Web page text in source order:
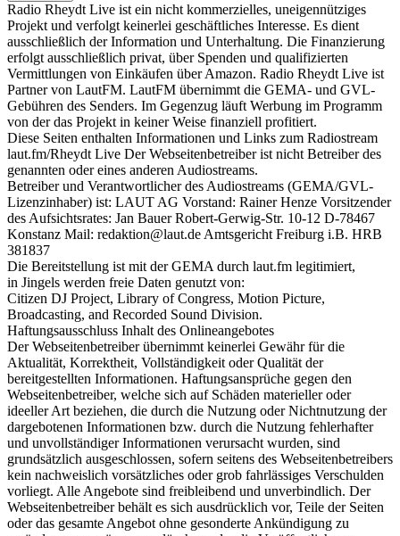
Radio Rheydt Live ist ein nicht kommerzielles, uneigennütziges
Projekt und verfolgt keinerlei geschäftliches Interesse. Es dient
ausschließlich der Information und Unterhaltung. Die Finanzierung
erfolgt ausschließlich privat, über Spenden und qualifizierten
Vermittlungen von Einkäufen über Amazon. Radio Rheydt Live ist
Partner von LautFM. LautFM übernimmt die GEMA- und GVL-
Gebühren des Senders. Im Gegenzug läuft Werbung im Programm
von der das Projekt in keiner Weise finanziell profitiert.
Diese Seiten enthalten Informationen und Links zum Radiostream
laut.fm/Rheydt Live Der Webseitenbetreiber ist nicht Betreiber des
genannten oder eines anderen Audiostreams.
Betreiber und Verantwortlicher des Audiostreams (GEMA/GVL-
Lizenzinhaber) ist: LAUT AG Vorstand: Rainer Henze Vorsitzender
des Aufsichtsrates: Jan Bauer Robert-Gerwig-Str. 10-12 D-78467
Konstanz Mail: redaktion@laut.de Amtsgericht Freiburg i.B. HRB
381837
Die Bereitstellung ist mit der GEMA durch laut.fm legitimiert,
in Jingels werden freie Daten genutzt von:
Citizen DJ Project, Library of Congress, Motion Picture,
Broadcasting, and Recorded Sound Division.
Haftungsausschluss Inhalt des Onlineangebotes
Der Webseitenbetreiber übernimmt keinerlei Gewähr für die
Aktualität, Korrektheit, Vollständigkeit oder Qualität der
bereitgestellten Informationen. Haftungsansprüche gegen den
Webseitenbetreiber, welche sich auf Schäden materieller oder
ideeller Art beziehen, die durch die Nutzung oder Nichtnutzung der
dargebotenen Informationen bzw. durch die Nutzung fehlerhafter
und unvollständiger Informationen verursacht wurden, sind
grundsätzlich ausgeschlossen, sofern seitens des Webseitenbetreibers
kein nachweislich vorsätzliches oder grob fahrlässiges Verschulden
vorliegt. Alle Angebote sind freibleibend und unverbindlich. Der
Webseitenbetreiber behält es sich ausdrücklich vor, Teile der Seiten
oder das gesamte Angebot ohne gesonderte Ankündigung zu